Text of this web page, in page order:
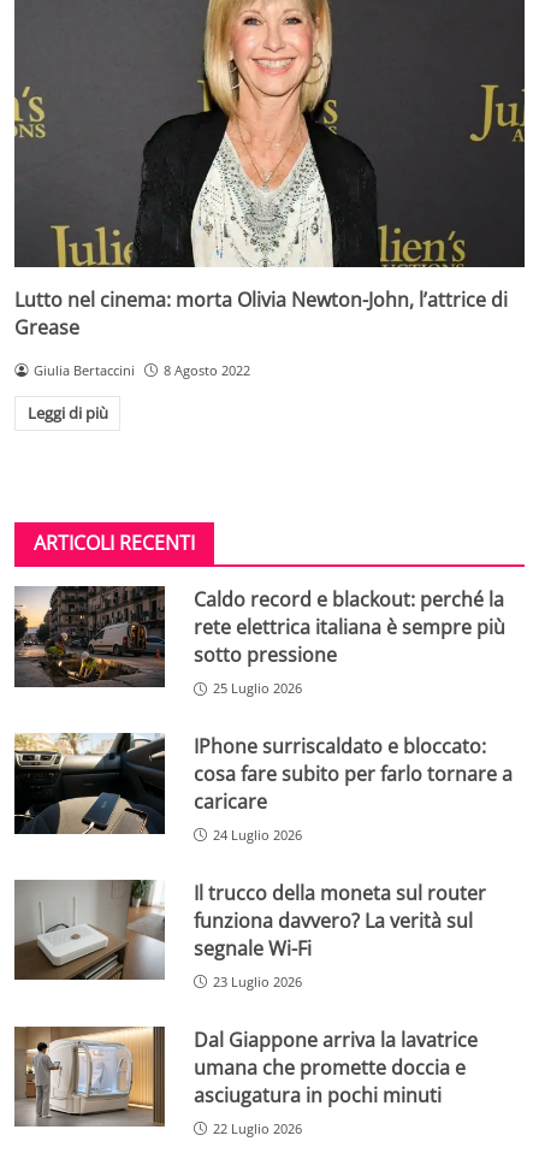
Lutto nel cinema: morta Olivia Newton-John, l’attrice di
Grease
Giulia Bertaccini 8 Agosto 2022
Leggi di più
ARTICOLI RECENTI
Caldo record e blackout: perché la
rete elettrica italiana è sempre più
sotto pressione
25 Luglio 2026
IPhone surriscaldato e bloccato:
cosa fare subito per farlo tornare a
caricare
24 Luglio 2026
Il trucco della moneta sul router
funziona davvero? La verità sul
segnale Wi-Fi
23 Luglio 2026
Dal Giappone arriva la lavatrice
umana che promette doccia e
asciugatura in pochi minuti
22 Luglio 2026